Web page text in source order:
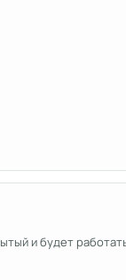
и будет